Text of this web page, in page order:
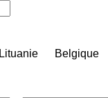
Lituanie Belgique